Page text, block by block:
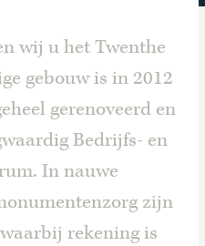
wij u het Twenthe
gebouw is in 2012
gerenoveerd en
Bedrijfs- en
In nauwe
zijn
rekening is